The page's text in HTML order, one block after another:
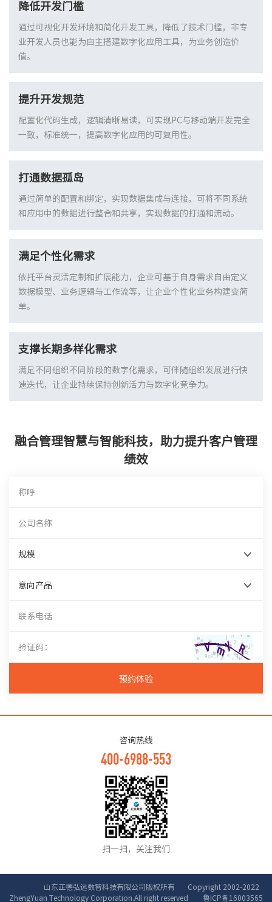
降低开发门槛
通过可视化开发环境和简化开发工具，降低了技术门槛，非专
业开发人员也能为自主搭建数字化应用工具，为业务创造价
值。
提升开发规范
配置化代码生成，逻辑清晰易读，可实现PC与移动端开发完全
一致，标准统一，提高数字化应用的可复用性。
打通数据孤岛
通过简单的配置和绑定，实现数据集成与连接，可将不同系统
和应用中的数据进行整合和共享，实现数据的打通和流动。
满足个性化需求
依托平台灵活定制和扩展能力，企业可基于自身需求自由定义
数据模型、业务逻辑与工作流等，让企业个性化业务构建变简
单。
支撑长期多样化需求
满足不同组织不同阶段的数字化需求，可伴随组织发展进行快
速迭代，让企业持续保持创新活力与数字化竞争力。
融合管理智慧与智能科技，助力提升客户管理
绩效
规模
意向产品
预约体验
咨询热线
400-6988-553
扫一扫，关注我们
山东正德弘远数智科技有限公司版权所有 Copyright 2002-2022
ZhengYuan Technology Corporation.All right reserved
鲁ICP备16003565